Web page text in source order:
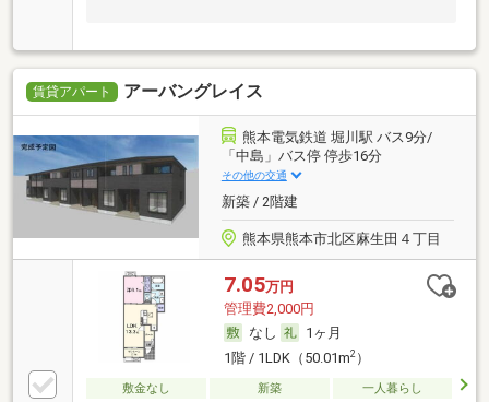
賃貸アパート アーバングレイス
熊本電気鉄道 堀川駅 バス9分/
「中島」バス停 停歩16分
その他の交通
新築 / 2階建
熊本県熊本市北区麻生田４丁目
7.05万円
管理費2,000円
なし
1ヶ月
1階 / 1LDK（50.01m2）
敷金なし 新築
一人暮らし